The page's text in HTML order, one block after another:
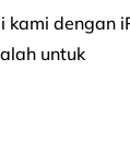
kami dengan
untuk